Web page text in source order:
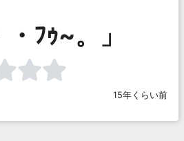
・ﾌｩ~。」
15年くらい前